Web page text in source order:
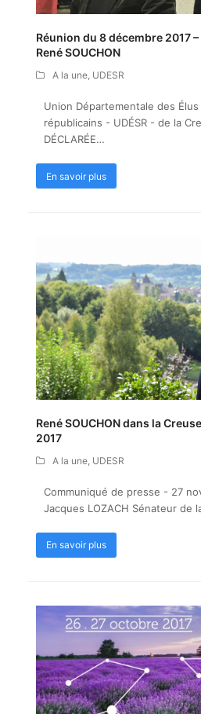
Réunion du 8 décembre 2017
René SOUCHON
A la une, UDESR
Union Départementale des
républicains - UDÉSR - de la
DÉCLARÉE…
En savoir plus
René SOUCHON dans la
2017
A la une, UDESR
Communiqué de presse - 27
Jacques LOZACH Sénateur de
En savoir plus